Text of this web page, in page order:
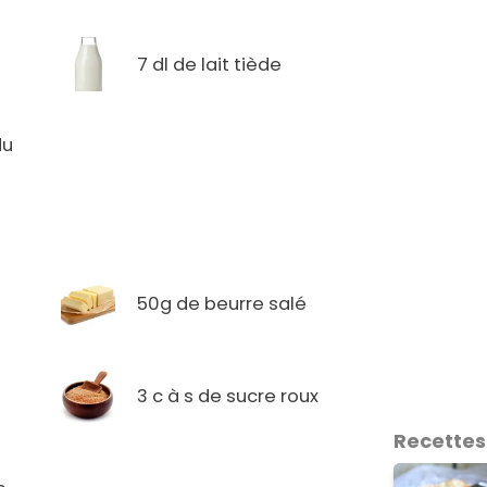
7 dl de lait tiède
50g de beurre salé
3 c à s de sucre roux